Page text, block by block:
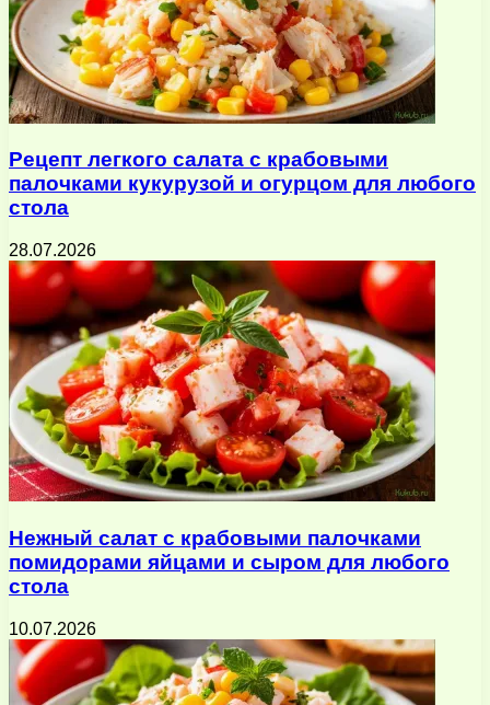
Рецепт легкого салата с крабовыми
палочками кукурузой и огурцом для любого
стола
28.07.2026
Нежный салат с крабовыми палочками
помидорами яйцами и сыром для любого
стола
10.07.2026